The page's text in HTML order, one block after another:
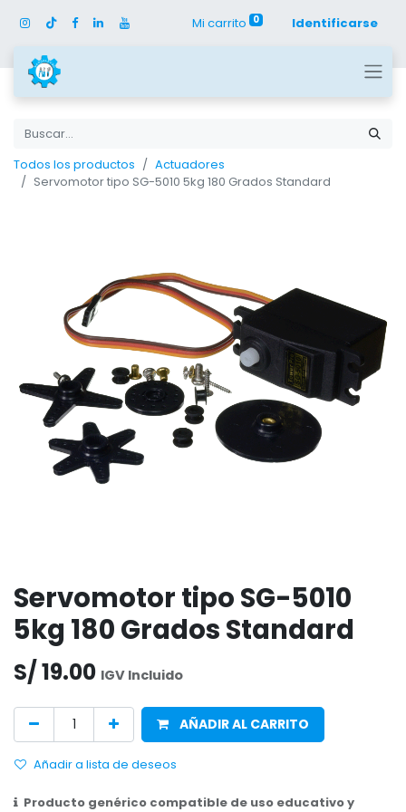
Mi carrito 0 Identificarse
Todos los productos
Actuadores
Servomotor tipo SG-5010 5kg 180 Grados Standard
Servomotor tipo SG-5010
5kg 180 Grados Standard
S/19.00 IGV Incluido
AÑADIR AL CARRITO
Añadir a lista de deseos
Producto genérico compatible de uso educativo y